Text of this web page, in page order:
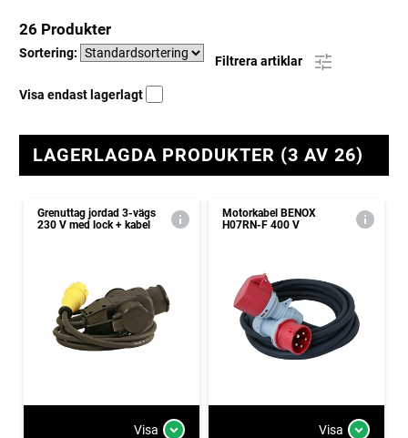
26 Produkter
Sortering:
Filtrera artiklar
Visa endast lagerlagt
LAGERLAGDA PRODUKTER (3 AV 26)
Grenuttag jordad 3-vägs
230 V med lock + kabel
Visa
Motorkabel BENOX
H07RN-F 400 V
Visa